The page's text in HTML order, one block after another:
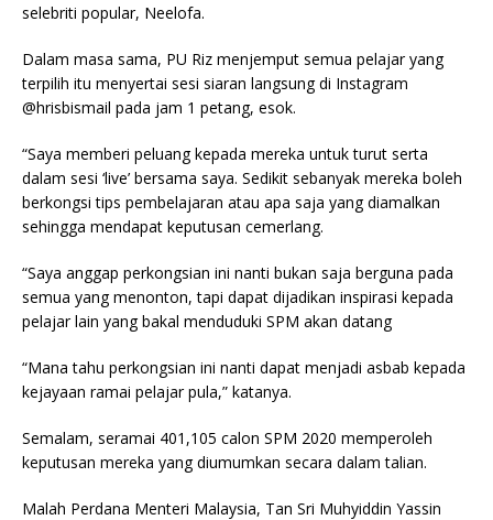
selebriti popular, Neelofa.
Dalam masa sama, PU Riz menjemput semua pelajar yang
terpilih itu menyertai sesi siaran langsung di Instagram
@hrisbismail pada jam 1 petang, esok.
“Saya memberi peluang kepada mereka untuk turut serta
dalam sesi ‘live’ bersama saya. Sedikit sebanyak mereka boleh
berkongsi tips pembelajaran atau apa saja yang diamalkan
sehingga mendapat keputusan cemerlang.
“Saya anggap perkongsian ini nanti bukan saja berguna pada
semua yang menonton, tapi dapat dijadikan inspirasi kepada
pelajar lain yang bakal menduduki SPM akan datang
“Mana tahu perkongsian ini nanti dapat menjadi asbab kepada
kejayaan ramai pelajar pula,” katanya.
Semalam, seramai 401,105 calon SPM 2020 memperoleh
keputusan mereka yang diumumkan secara dalam talian.
Malah Perdana Menteri Malaysia, Tan Sri Muhyiddin Yassin